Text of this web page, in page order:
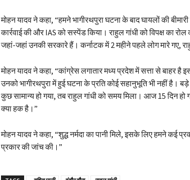
मोहन यादव ने कहा, “हमने भागीरथपुरा घटना के बाद घायलों की
कार्रवाई की और IAS को सस्पेंड किया। राहुल गांधी को विपक्ष का
जहां-जहां उनकी सरकारे हैं। कर्नाटक में 2 महीने पहले लोग मारे गए,
मोहन यादव ने कहा, “कांग्रेस लगातार मध्य प्रदेश में सत्ता से बाहर
उनको भागीरथपुरा में हुई घटना के प्रति कोई सहानुभूति भी नहीं है।
कुछ सामान्य हो गया, तब राहुल गांधी को समय मिला। आज 15 दिन हो
क्या हक है।”
मोहन यादव ने कहा, “शुद्ध नर्मदा का पानी मिले, इसके लिए हमने कई
प्रकार की जांच की।”